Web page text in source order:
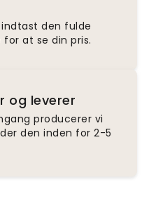
den fulde
at se din pris.
og leverer
producerer vi
den inden for 2-5